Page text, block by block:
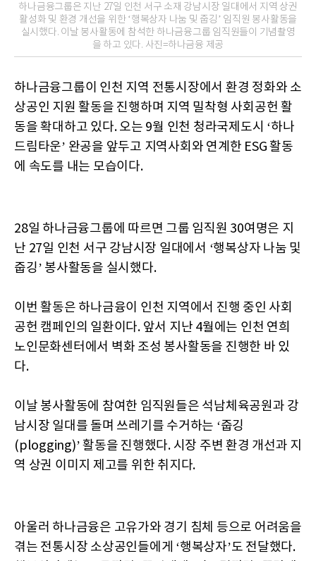
하나금융그룹은 지난 27일 인천 서구 소재 강남시장 일대에서 지역 상권
활성화 및 환경 개선을 위한 ‘행복상자 나눔 및 줍깅’ 임직원 봉사활동을
실시했다. 이날 봉사활동에 참석한 하나금융그룹 임직원들이 기념촬영
을 하고 있다. 사진=하나금융 제공
하나금융그룹이 인천 지역 전통시장에서 환경 정화와 소
상공인 지원 활동을 진행하며 지역 밀착형 사회공헌 활
동을 확대하고 있다. 오는 9월 인천 청라국제도시 ‘하나
드림타운’ 완공을 앞두고 지역사회와 연계한 ESG 활동
에 속도를 내는 모습이다.
28일 하나금융그룹에 따르면 그룹 임직원 30여명은 지
난 27일 인천 서구 강남시장 일대에서 ‘행복상자 나눔 및
줍깅’ 봉사활동을 실시했다.
이번 활동은 하나금융이 인천 지역에서 진행 중인 사회
공헌 캠페인의 일환이다. 앞서 지난 4월에는 인천 연희
노인문화센터에서 벽화 조성 봉사활동을 진행한 바 있
다.
이날 봉사활동에 참여한 임직원들은 석남체육공원과 강
남시장 일대를 돌며 쓰레기를 수거하는 ‘줍깅
(plogging)’ 활동을 진행했다. 시장 주변 환경 개선과 지
역 상권 이미지 제고를 위한 취지다.
아울러 하나금융은 고유가와 경기 침체 등으로 어려움을
겪는 전통시장 소상공인들에게 ‘행복상자’도 전달했다.